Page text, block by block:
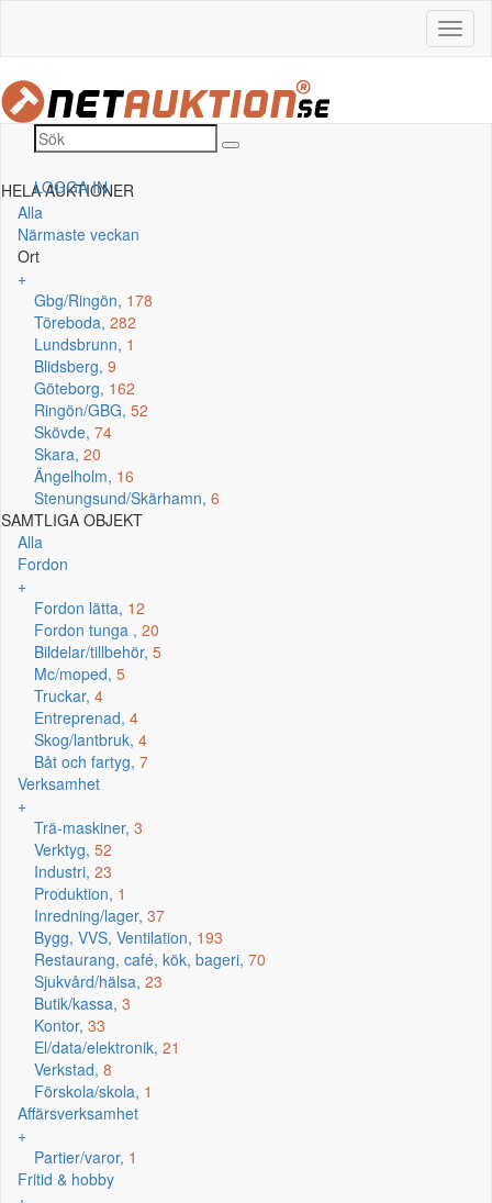
LOGGA IN
HELA AUKTIONER
Alla
Närmaste veckan
Ort
+
Gbg/Ringön, 178
Töreboda, 282
Lundsbrunn, 1
Blidsberg, 9
Göteborg, 162
Ringön/GBG, 52
Skövde, 74
Skara, 20
Ängelholm, 16
Stenungsund/Skärhamn, 6
SAMTLIGA OBJEKT
Alla
Fordon
+
Fordon lätta, 12
Fordon tunga , 20
Bildelar/tillbehör, 5
Mc/moped, 5
Truckar, 4
Entreprenad, 4
Skog/lantbruk, 4
Båt och fartyg, 7
Verksamhet
+
Trä-maskiner, 3
Verktyg, 52
Industri, 23
Produktion, 1
Inredning/lager, 37
Bygg, VVS, Ventilation, 193
Restaurang, café, kök, bageri, 70
Sjukvård/hälsa, 23
Butik/kassa, 3
Kontor, 33
El/data/elektronik, 21
Verkstad, 8
Förskola/skola, 1
Affärsverksamhet
+
Partier/varor, 1
Fritid & hobby